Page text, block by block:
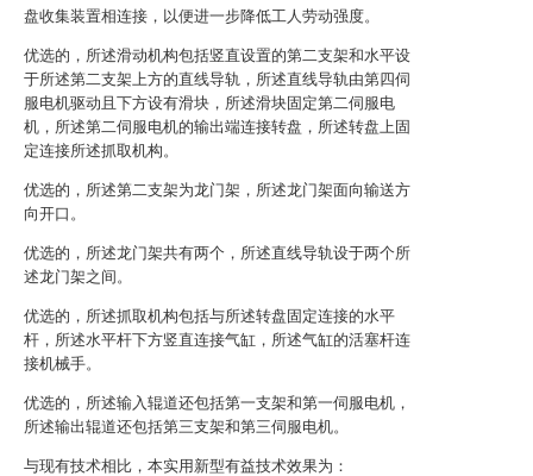
盘收集装置相连接，以便进一步降低工人劳动强度。
优选的，所述滑动机构包括竖直设置的第二支架和水平设
于所述第二支架上方的直线导轨，所述直线导轨由第四伺
服电机驱动且下方设有滑块，所述滑块固定第二伺服电
机，所述第二伺服电机的输出端连接转盘，所述转盘上固
定连接所述抓取机构。
优选的，所述第二支架为龙门架，所述龙门架面向输送方
向开口。
优选的，所述龙门架共有两个，所述直线导轨设于两个所
述龙门架之间。
优选的，所述抓取机构包括与所述转盘固定连接的水平
杆，所述水平杆下方竖直连接气缸，所述气缸的活塞杆连
接机械手。
优选的，所述输入辊道还包括第一支架和第一伺服电机，
所述输出辊道还包括第三支架和第三伺服电机。
与现有技术相比，本实用新型有益技术效果为：